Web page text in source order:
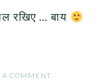
रखिए … बाय
A COMMENT